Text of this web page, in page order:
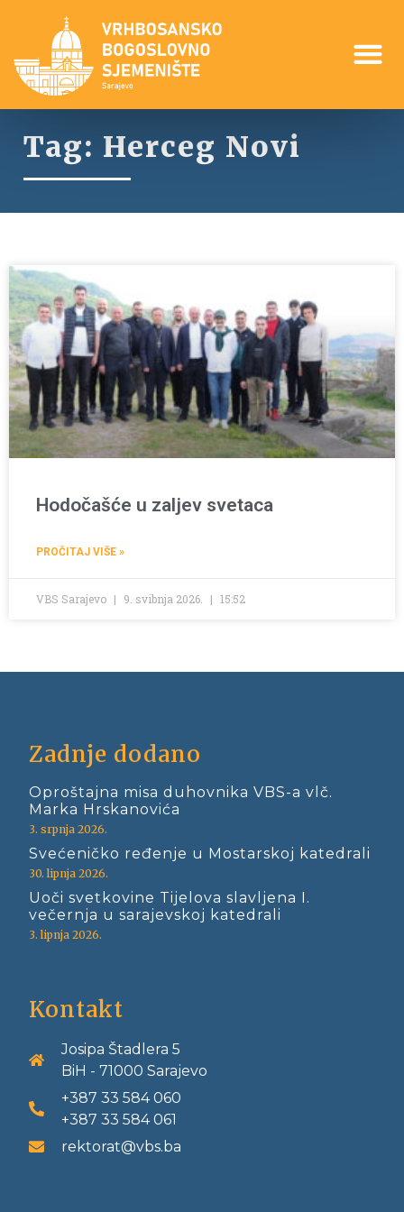
Tag: Herceg Novi
Hodočašće u zaljev svetaca
PROČITAJ VIŠE »
VBS Sarajevo 9. svibnja 2026. 15:52
Zadnje dodano
Oproštajna misa duhovnika VBS-a vlč.
Marka Hrskanovića
3. srpnja 2026.
Svećeničko ređenje u Mostarskoj katedrali
30. lipnja 2026.
Uoči svetkovine Tijelova slavljena I.
večernja u sarajevskoj katedrali
3. lipnja 2026.
Kontakt
Josipa Štadlera 5
BiH - 71000 Sarajevo
+387 33 584 060
+387 33 584 061
rektorat@vbs.ba